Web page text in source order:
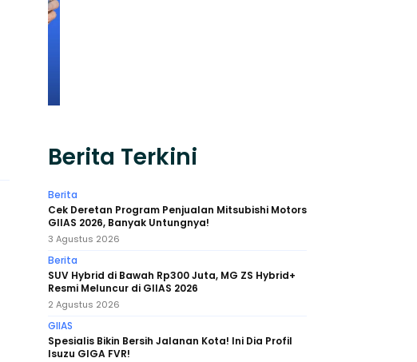
Berita Terkini
Berita
Cek Deretan Program Penjualan Mitsubishi Motors
GIIAS 2026, Banyak Untungnya!
3 Agustus 2026
Berita
SUV Hybrid di Bawah Rp300 Juta, MG ZS Hybrid+
Resmi Meluncur di GIIAS 2026
2 Agustus 2026
GIIAS
Spesialis Bikin Bersih Jalanan Kota! Ini Dia Profil
Isuzu GIGA FVR!